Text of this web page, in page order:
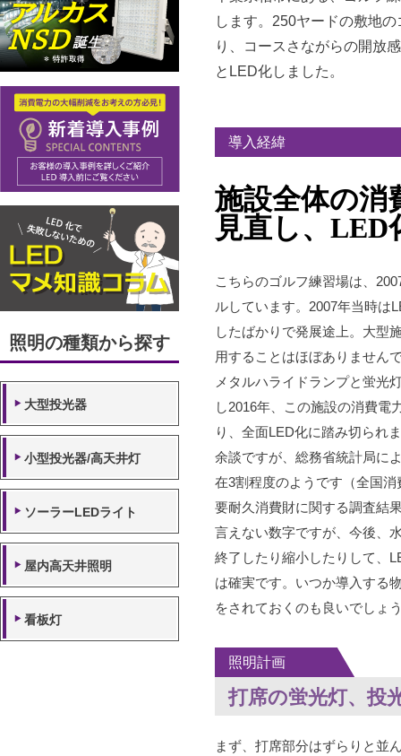
照明の種類から探す
大型投光器
小型投光器/高天井灯
ソーラーLEDライト
屋内高天井照明
看板灯
します。250ヤードの敷地
り、コースさながらの開放
とLED化しました。
導入経緯
施設全体の消
見直し、LED
こちらのゴルフ練習場は、
ルしています。2007年当時は
したばかりで発展途上。大型
用することはほぼありません
メタルハライドランプと蛍光
し2016年、この施設の消費電
り、全面LED化に踏み切られ
余談ですが、総務省統計局に
在3割程度のようです（全国
要耐久消費財に関する調査結
言えない数字ですが、今後、
終了したり縮小したりして、
は確実です。いつか導入する
をされておくのも良いでしょ
照明計画
打席の蛍光灯、投
まず、打席部分はずらりと並